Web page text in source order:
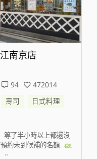
時代大道店
138
343978
壽司 日式料理
準備結帳時候蟑螂跑到
，2名店員只是默
看更